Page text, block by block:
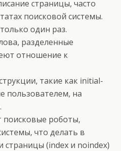
страницы, часто
поисковой системы.
один раз.
разделенные
отношение к
такие как initial-
пользователем, на
поисковые роботы,
что делать в
(index и noindex)